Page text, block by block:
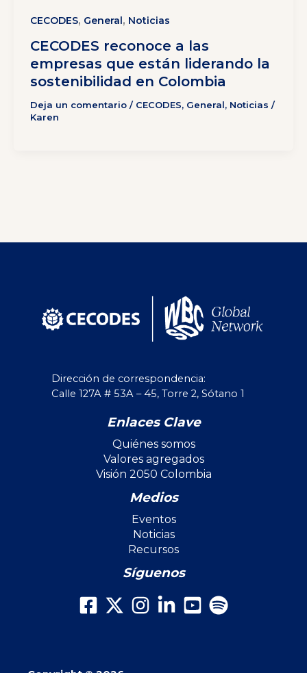
CECODES, General , Noticias
CECODES reconoce a las
empresas que están liderando la
sostenibilidad en Colombia
Deja un comentario / CECODES, General, Noticias /
Karen
Dirección de correspondencia:
Calle 127A # 53A – 45, Torre 2, Sótano 1
Enlaces Clave
Quiénes somos
Valores agregados
Visión 2050 Colombia
Medios
Eventos
Noticias
Recursos
Síguenos